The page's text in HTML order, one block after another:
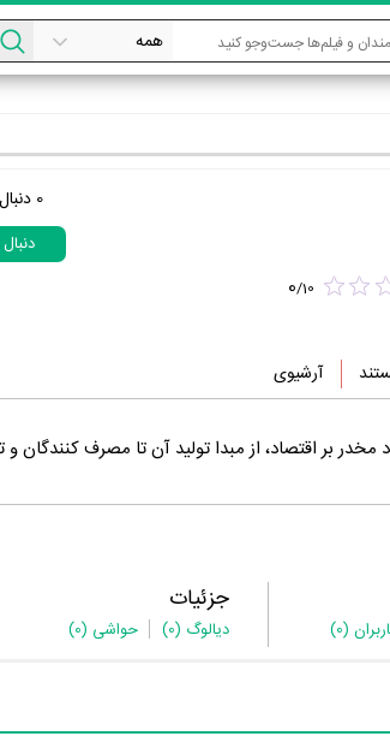
0
0/10
آرشیوی
بر اقتصاد، از مبدا تولید آن تا مصرف کنندگان و
(0)
جزئیات
دیالوگ (0) حواشی (0)